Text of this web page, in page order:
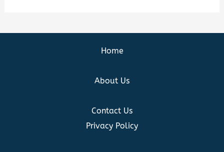
Home
About Us
Contact Us
Privacy Policy